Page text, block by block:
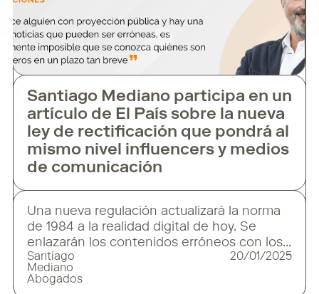
Santiago Mediano participa en un
artículo de El País sobre la nueva
ley de rectificación que pondrá al
mismo nivel influencers y medios
de comunicación
Una nueva regulación actualizará la norma
de 1984 a la realidad digital de hoy. Se
enlazarán los contenidos erróneos con los
corregidos. La nueva Ley de Rectificación,
recientemente aprobada en España, busca
Santiago
Mediano
Abogados
20/01/2025